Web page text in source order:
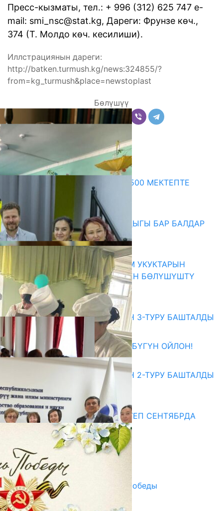
Пресс-кызматы, тел.: + 996 (312) 625 747 e-
mail: smi_nsc@stat.kg, Дареги: Фрунзе көч.,
374 (Т. Молдо көч. кесилиши).
Иллстрациянын дареги:
http://batken.turmush.kg/news:324855/?
from=kg_turmush&place=newstoplast
Бөлүшүү
Комментарийлер
Акыркы жаңылыктар
ПРЕЗИДЕНТТИН ЖАРЛЫГЫ: 500 МЕКТЕПТЕ
ШАХМАТ ИЙРИМИ АЧЫЛАТ
06.08.2026
СҮЛҮКТҮ: ӨЗГӨЧӨ МУКТАЖДЫГЫ БАР БАЛДАР
ҮЧҮН БОРБОР АЧЫЛДЫ
06.08.2026
КЫРГЫЗ ЭКСПЕРТТЕРИ АДАМ УКУКТАРЫН
ОКУТУУ ТАЖРЫЙБАСЫ МЕНЕН БӨЛҮШҮШТҮ
06.08.2026
Абитуриент
ЖОЖДОРГО КАБЫЛ АЛУУНУН 3-ТУРУ БАШТАЛДЫ
27.07.2026
ӨЗҮҢДҮН КЕЛЕЧЕГИҢ ҮЧҮН БҮГҮН ОЙЛОН!
20.07.2026
ЖОЖДОРГО КАБЫЛ АЛУУНУН 2-ТУРУ БАШТАЛДЫ
20.07.2026
Медиа
СУЗАКТА 750 ОРУНДУУ МЕКТЕП СЕНТЯБРДА
ПАЙДАЛАНУУГА БЕРИЛЕТ
07.08.2025
Улуу Жеңиштин жандуу сөзү
29.04.2025
Награды в преддверии Дня Победы
29.04.2025